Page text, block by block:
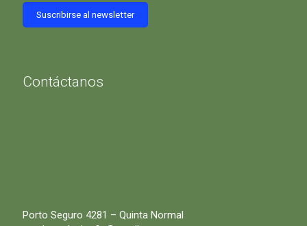
Contáctanos
Porto Seguro 4281 – Quinta Normal